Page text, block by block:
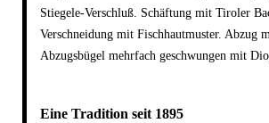
Stiegele-Verschluß. Schäftung mit Tiroler
Verschneidung mit Fischhautmuster. Abzug
Abzugsbügel mehrfach geschwungen mit
Eine Tradition seit 1895